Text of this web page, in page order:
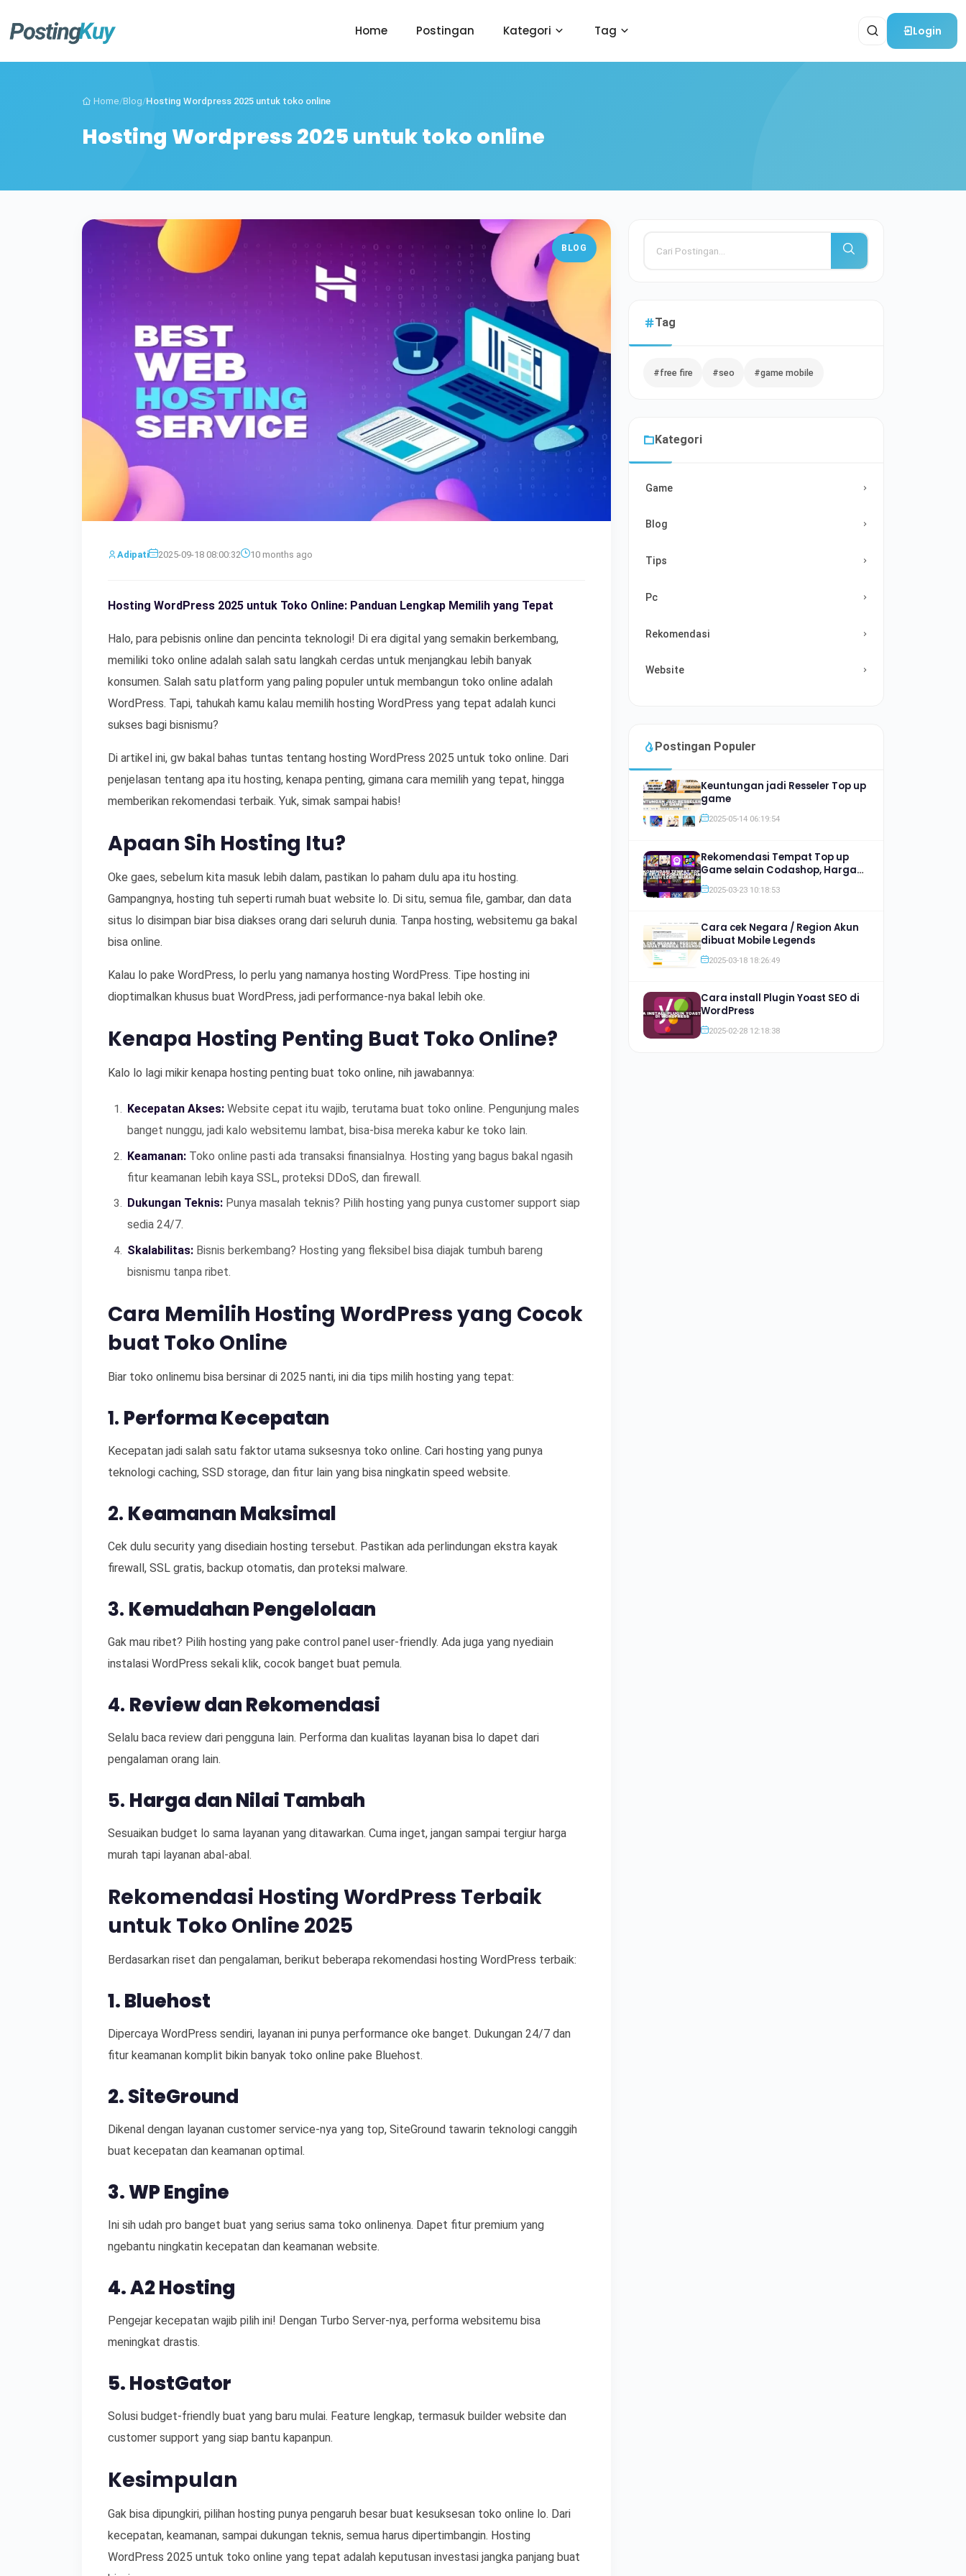
Home Postingan Kategori Tag Login
Home/Blog/Hosting Wordpress 2025 untuk toko online
Hosting Wordpress 2025 untuk toko online
BLOG
Adipati 2025-09-18 08:00:32 10 months ago
Hosting WordPress 2025 untuk Toko Online: Panduan Lengkap Memilih yang Tepat
Halo, para pebisnis online dan pencinta teknologi! Di era digital yang semakin berkembang,
memiliki toko online adalah salah satu langkah cerdas untuk menjangkau lebih banyak
konsumen. Salah satu platform yang paling populer untuk membangun toko online adalah
WordPress. Tapi, tahukah kamu kalau memilih hosting WordPress yang tepat adalah kunci
sukses bagi bisnismu?
Di artikel ini, gw bakal bahas tuntas tentang hosting WordPress 2025 untuk toko online. Dari
penjelasan tentang apa itu hosting, kenapa penting, gimana cara memilih yang tepat, hingga
memberikan rekomendasi terbaik. Yuk, simak sampai habis!
Apaan Sih Hosting Itu?
Oke gaes, sebelum kita masuk lebih dalam, pastikan lo paham dulu apa itu hosting.
Gampangnya, hosting tuh seperti rumah buat website lo. Di situ, semua file, gambar, dan data
situs lo disimpan biar bisa diakses orang dari seluruh dunia. Tanpa hosting, websitemu ga bakal
bisa online.
Kalau lo pake WordPress, lo perlu yang namanya hosting WordPress. Tipe hosting ini
dioptimalkan khusus buat WordPress, jadi performance-nya bakal lebih oke.
Kenapa Hosting Penting Buat Toko Online?
Kalo lo lagi mikir kenapa hosting penting buat toko online, nih jawabannya:
Kecepatan Akses: Website cepat itu wajib, terutama buat toko online. Pengunjung males
banget nunggu, jadi kalo websitemu lambat, bisa-bisa mereka kabur ke toko lain.
Keamanan: Toko online pasti ada transaksi finansialnya. Hosting yang bagus bakal ngasih
fitur keamanan lebih kaya SSL, proteksi DDoS, dan firewall.
Dukungan Teknis: Punya masalah teknis? Pilih hosting yang punya customer support siap
sedia 24/7.
Skalabilitas: Bisnis berkembang? Hosting yang fleksibel bisa diajak tumbuh bareng
bisnismu tanpa ribet.
Cara Memilih Hosting WordPress yang Cocok
buat Toko Online
Biar toko onlinemu bisa bersinar di 2025 nanti, ini dia tips milih hosting yang tepat:
1. Performa Kecepatan
Kecepatan jadi salah satu faktor utama suksesnya toko online. Cari hosting yang punya
teknologi caching, SSD storage, dan fitur lain yang bisa ningkatin speed website.
2. Keamanan Maksimal
Cek dulu security yang disediain hosting tersebut. Pastikan ada perlindungan ekstra kayak
firewall, SSL gratis, backup otomatis, dan proteksi malware.
3. Kemudahan Pengelolaan
Gak mau ribet? Pilih hosting yang pake control panel user-friendly. Ada juga yang nyediain
instalasi WordPress sekali klik, cocok banget buat pemula.
4. Review dan Rekomendasi
Selalu baca review dari pengguna lain. Performa dan kualitas layanan bisa lo dapet dari
pengalaman orang lain.
5. Harga dan Nilai Tambah
Sesuaikan budget lo sama layanan yang ditawarkan. Cuma inget, jangan sampai tergiur harga
murah tapi layanan abal-abal.
Rekomendasi Hosting WordPress Terbaik
untuk Toko Online 2025
Berdasarkan riset dan pengalaman, berikut beberapa rekomendasi hosting WordPress terbaik:
1. Bluehost
Dipercaya WordPress sendiri, layanan ini punya performance oke banget. Dukungan 24/7 dan
fitur keamanan komplit bikin banyak toko online pake Bluehost.
2. SiteGround
Dikenal dengan layanan customer service-nya yang top, SiteGround tawarin teknologi canggih
buat kecepatan dan keamanan optimal.
3. WP Engine
Ini sih udah pro banget buat yang serius sama toko onlinenya. Dapet fitur premium yang
ngebantu ningkatin kecepatan dan keamanan website.
4. A2 Hosting
Pengejar kecepatan wajib pilih ini! Dengan Turbo Server-nya, performa websitemu bisa
meningkat drastis.
5. HostGator
Solusi budget-friendly buat yang baru mulai. Feature lengkap, termasuk builder website dan
customer support yang siap bantu kapanpun.
Kesimpulan
Gak bisa dipungkiri, pilihan hosting punya pengaruh besar buat kesuksesan toko online lo. Dari
kecepatan, keamanan, sampai dukungan teknis, semua harus dipertimbangin. Hosting
WordPress 2025 untuk toko online yang tepat adalah keputusan investasi jangka panjang buat
Tag
#free fire #seo #game mobile
Kategori
Game
Blog
Tips
Pc
Rekomendasi
Website
Postingan Populer
Keuntungan jadi Resseler Top up
game
2025-05-14 06:19:54
Rekomendasi Tempat Top up
Game selain Codashop, Harga
Jauh lebih Murah
2025-03-23 10:18:53
Cara cek Negara / Region Akun
dibuat Mobile Legends
2025-03-18 18:26:49
Cara install Plugin Yoast SEO di
WordPress
2025-02-28 12:18:38